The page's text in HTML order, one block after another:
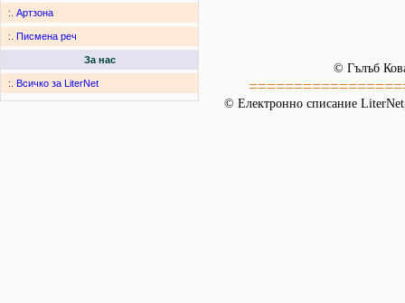
:. Артзона
:. Писмена реч
За нас
:. Всичко за LiterNet
© Гълъб
© Електронно списание